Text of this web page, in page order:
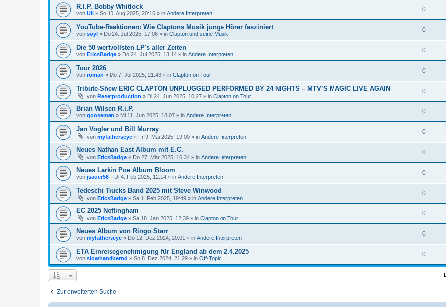
R.I.P. Bobby Whitlock
von Uli » So 10. Aug 2025, 20:16 » in Andere Interpreten
0
YouTube-Reaktionen: Wie Claptons Musik junge Hörer fasziniert
von soyl » Do 24. Jul 2025, 17:06 » in Clapton und seine Musik
0
Die 50 wertvollsten LP's aller Zeiten
von EricsBadge » Do 24. Jul 2025, 13:14 » in Andere Interpreten
0
Tour 2026
von roman » Mo 7. Jul 2025, 21:43 » in Clapton on Tour
0
Tribute-Show ERIC CLAPTON UNPLUGGED PERFORMED BY 24 NIGHTS – MTV’S MAGIC LIVE AGAIN
von Resetproduction » Di 24. Jun 2025, 10:27 » in Clapton on Tour
0
Brian Wilson R.i.P.
von gooseman » Mi 11. Jun 2025, 18:07 » in Andere Interpreten
0
Jan Vogler und Bill Murray
von myfatherseye » Fr 9. Mai 2025, 19:00 » in Andere Interpreten
0
Neues Nathan East Album mit E.C.
von EricsBadge » Do 27. Mär 2025, 16:34 » in Andere Interpreten
0
Neues Larkin Poe Album Bloom
von jsauer56 » Di 4. Feb 2025, 12:14 » in Andere Interpreten
0
Tedeschi Trucks Band 2025 mit Steve Winwood
von EricsBadge » Sa 1. Feb 2025, 19:49 » in Andere Interpreten
0
EC 2025 Nottingham
von EricsBadge » Sa 18. Jan 2025, 12:39 » in Clapton on Tour
0
Neues Album von Ringo Starr
von myfatherseye » Do 12. Dez 2024, 20:01 » in Andere Interpreten
0
ETA Einreisegenehmigung für England ab dem 2.4.2025
von slowhandbernd » So 8. Dez 2024, 21:29 » in Off-Topic
0
Zur erweiterten Suche